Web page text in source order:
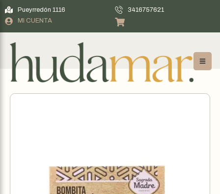
Pueyrredón 1116
3416757621
MI CUENTA